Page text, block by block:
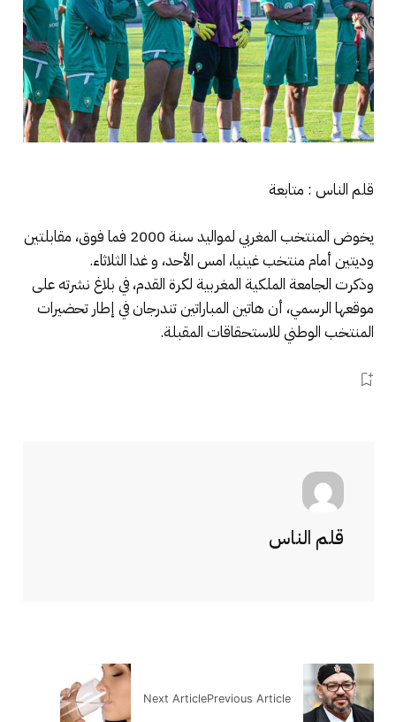
قلم الناس : متابعة
يخوض المنتخب المغربي لمواليد سنة 2000 فما فوق، مقابلتين
وديتين أمام منتخب غينيا، امس الأحد، و غدا الثلاثاء.
وذكرت الجامعة الملكية المغربية لكرة القدم، في بلاغ نشرته على
موقعها الرسمي، أن هاتين المباراتين تندرجان في إطار تحضيرات
المنتخب الوطني للاستحقاقات المقبلة.
قلم الناس
Previous Article
Next Article